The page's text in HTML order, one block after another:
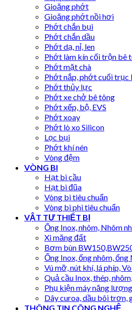
Gioăng phớt
Gioăng phớt nồi hơi
Phớt chắn bụi
Phớt chắn dầu
Phớt dạ, nỉ, len
Phớt làm kín cối trộn bê
Phớt mặt chà
Phớt nắp, phớt cuối trục
Phớt thủy lực
Phớt xe chở bê tông
Phớt xếp, bộ, EVS
Phớt xoay
Phớt lò xo Silicon
Lọc bụi
Phớt khí nén
Vòng đệm
VÒNG BI
Hạt bi cầu
Hạt bi đũa
Vòng bi tiêu chuẩn
Vòng bi phi tiêu chuẩn
VẬT TƯ THIẾT BỊ
Ống Inox, nhôm, Nhôm
Xi măng đất
Bơm bùn
Ống Inox, ống nhôm,
Vú mỡ, nút khí, lá phíp,
Quả cầu Inox, thép,
Phụ kiện máy năng
Dây curoa, dầu bôi trơn,
THÔNG TIN CÔNG NGHỆ